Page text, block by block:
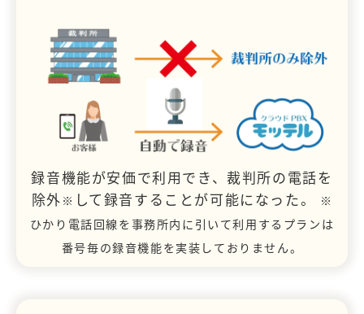
録音機能が安価で利用でき、裁判所の電話を
除外 ※ して録音することが可能になった。
※
ひかり電話回線を事務所内に引いて利用するプランは
番号毎の録音機能を実装しておりません。